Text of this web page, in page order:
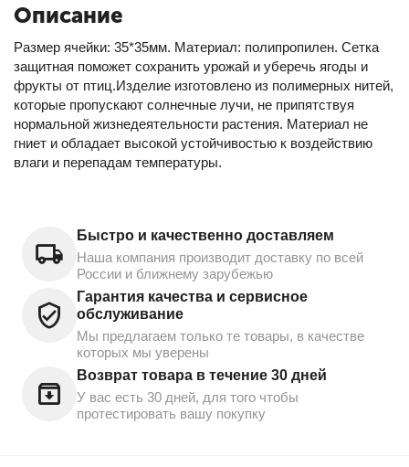
Описание
Размер ячейки: 35*35мм. Материал: полипропилен. Сетка
защитная поможет сохранить урожай и уберечь ягоды и
фрукты от птиц.Изделие изготовлено из полимерных нитей,
которые пропускают солнечные лучи, не припятствуя
нормальной жизнедеятельности растения. Материал не
гниет и обладает высокой устойчивостью к воздействию
влаги и перепадам температуры.
Быстро и качественно доставляем
Наша компания производит доставку по всей
России и ближнему зарубежью
Гарантия качества и сервисное
обслуживание
Мы предлагаем только те товары, в качестве
которых мы уверены
Возврат товара в течение 30 дней
У вас есть 30 дней, для того чтобы
протестировать вашу покупку